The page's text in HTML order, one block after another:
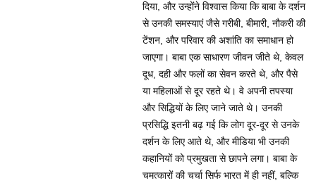
दिया, और उन्होंने विश्वास किया कि बाबा के दर्शन
से उनकी समस्याएं जैसे गरीबी, बीमारी, नौकरी की
टेंशन, और परिवार की अशांति का समाधान हो
जाएगा। बाबा एक साधारण जीवन जीते थे, केवल
दूध, दही और फलों का सेवन करते थे, और पैसे
या महिलाओं से दूर रहते थे। वे अपनी तपस्या
और सिद्धियों के लिए जाने जाते थे। उनकी
प्रसिद्धि इतनी बढ़ गई कि लोग दूर-दूर से उनके
दर्शन के लिए आते थे, और मीडिया भी उनकी
कहानियों को प्रमुखता से छापने लगा। बाबा के
चमत्कारों की चर्चा सिर्फ भारत में ही नहीं, बल्कि